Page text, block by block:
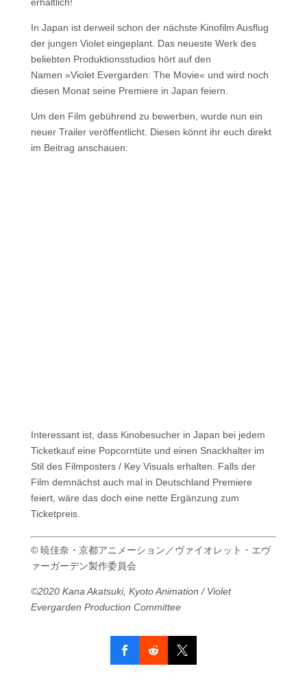
erhältlich!
In Japan ist derweil schon der nächste Kinofilm Ausflug
der jungen Violet eingeplant. Das neueste Werk des
beliebten Produktionsstudios hört auf den
Namen »Violet Evergarden: The Movie« und wird noch
diesen Monat seine Premiere in Japan feiern.
Um den Film gebührend zu bewerben, wurde nun ein
neuer Trailer veröffentlicht. Diesen könnt ihr euch direkt
im Beitrag anschauen:
Interessant ist, dass Kinobesucher in Japan bei jedem
Ticketkauf eine Popcorntüte und einen Snackhalter im
Stil des Filmposters / Key Visuals erhalten. Falls der
Film demnächst auch mal in Deutschland Premiere
feiert, wäre das doch eine nette Ergänzung zum
Ticketpreis.
© 暁佳奈・京都アニメーション／ヴァイオレット・エヴ
ァーガーデン製作委員会
©2020 Kana Akatsuki, Kyoto Animation / Violet
Evergarden Production Committee